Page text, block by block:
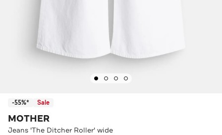
-55%* Sale
MOTHER
Jeans 'The Ditcher Roller' wide